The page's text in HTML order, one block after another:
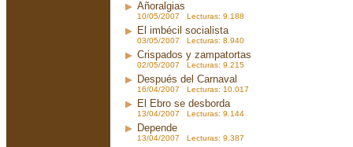
Añoralgias
10/05/2007 Lecturas: 9.188
El imbécil socialista
03/05/2007 Lecturas: 8.940
Crispados y zampatortas
02/05/2007 Lecturas: 9.215
Después del Carnaval
16/04/2007 Lecturas: 10.017
El Ebro se desborda
13/04/2007 Lecturas: 9.144
Depende
13/04/2007 Lecturas: 9.387